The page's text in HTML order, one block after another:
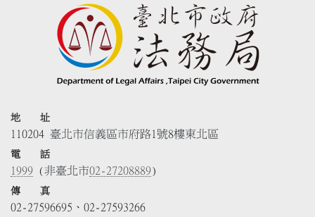
地 址
110204 臺北市信義區市府路1號8樓東北區
電 話
1999 (非臺北市02-27208889)
傳 真
02-27596695、02-27593266